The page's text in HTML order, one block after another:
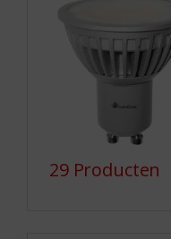
29 Producten